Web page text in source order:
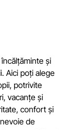
și
Aici poți alege
potrivite
vacanțe și
confort și
de